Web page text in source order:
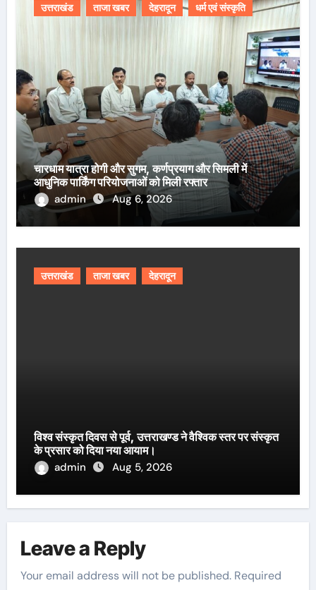
उत्तराखंड ताजा खबर देहरादून धर्म एवं संस्कृति
चारधाम यात्रा होगी और सुगम, कर्णप्रयाग और सिमली में
आधुनिक पार्किंग परियोजनाओं को मिली रफ्तार
admin
Aug 6, 2026
उत्तराखंड ताजा खबर देहरादून
विश्व संस्कृत दिवस से पूर्व, उत्तराखण्ड ने वैश्विक स्तर पर संस्कृत
के प्रसार को दिया नया आयाम।
admin
Aug 5, 2026
Leave a Reply
Your email address will not be published. Required